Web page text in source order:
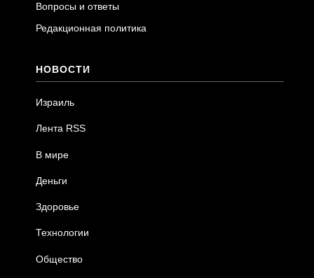
Вопросы и ответы
Редакционная политика
НОВОСТИ
Израиль
Лента RSS
В мире
Деньги
Здоровье
Технологии
Общество